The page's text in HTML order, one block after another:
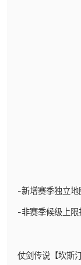
-新增赛季独立地
-非赛季候级上限
仗剑传说【坎斯